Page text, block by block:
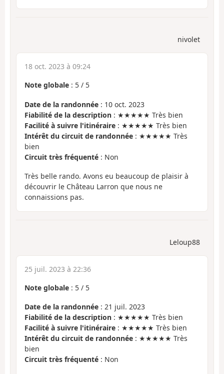
nivolet
18 oct. 2023 à 09:24
Note globale : 5 / 5
Date de la randonnée : 10 oct. 2023
Fiabilité de la description : ★★★★★ Très bien
Facilité à suivre l'itinéraire : ★★★★★ Très bien
Intérêt du circuit de randonnée : ★★★★★ Très
bien
Circuit très fréquenté : Non
Très belle rando. Avons eu beaucoup de plaisir à
découvrir le Château Larron que nous ne
connaissions pas.
Leloup88
25 juil. 2023 à 22:36
Note globale : 5 / 5
Date de la randonnée : 21 juil. 2023
Fiabilité de la description : ★★★★★ Très bien
Facilité à suivre l'itinéraire : ★★★★★ Très bien
Intérêt du circuit de randonnée : ★★★★★ Très
bien
Circuit très fréquenté : Non